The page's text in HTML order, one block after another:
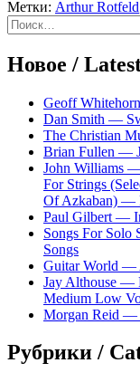
Метки: Arthur Rotfeld
Sidebar
Найти:
Новое /
Geoff
Dan Smith —
The Christian
Brian Fullen —
John Williams
For Strings
Of Azkaban) —
Paul Gilbert —
Songs For
Songs
Guitar World —
Jay Althouse —
Medium Low
Morgan Reid —
Рубрики /